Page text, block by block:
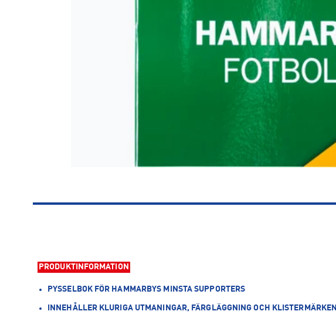
PRODUKTINFORMATION
PYSSELBOK FÖR HAMMARBYS MINSTA SUPPORTERS
INNEHÅLLER KLURIGA UTMANINGAR, FÄRGLÄGGNING OCH KLISTERMÄRKEN